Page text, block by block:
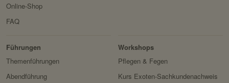
Online-Shop
FAQ
Zoo
Führungen
Themenführungen
Abendführung
Workshops
Pflegen & Fegen
Kurs Exoten-Sachkundenachweis
&
Forschung